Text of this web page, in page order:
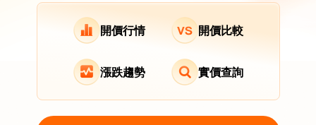
北投區租屋
關於我們 意見反饋 APP下載
開價行情 開價比較
漲跌趨勢 實價查詢